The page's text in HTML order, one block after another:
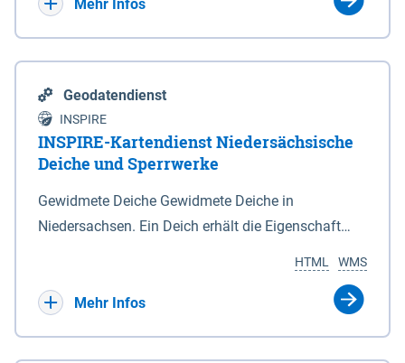
Mehr Infos
Geodatendienst
INSPIRE
INSPIRE-Kartendienst Niedersächsische
Deiche und Sperrwerke
Gewidmete Deiche Gewidmete Deiche in
Niedersachsen. Ein Deich erhält die Eigenschaft
Deichbehörde durch Verordnung ausspricht. Für
WMS
HTML
Mehr Infos